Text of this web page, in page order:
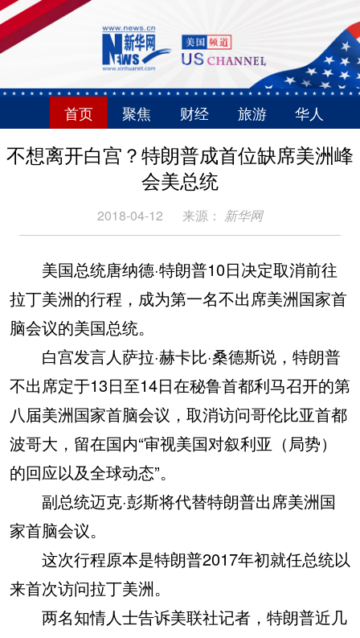
首页 聚焦 财经 旅游 华人
不想离开白宫？特朗普成首位缺席美洲峰
会美总统
2018-04-12 来源： 新华网
美国总统唐纳德·特朗普10日决定取消前往
拉丁美洲的行程，成为第一名不出席美洲国家首
脑会议的美国总统。
白宫发言人萨拉·赫卡比·桑德斯说，特朗普
不出席定于13日至14日在秘鲁首都利马召开的第
八届美洲国家首脑会议，取消访问哥伦比亚首都
波哥大，留在国内“审视美国对叙利亚（局势）
的回应以及全球动态”。
副总统迈克·彭斯将代替特朗普出席美洲国
家首脑会议。
这次行程原本是特朗普2017年初就任总统以
来首次访问拉丁美洲。
两名知情人士告诉美联社记者，特朗普近几